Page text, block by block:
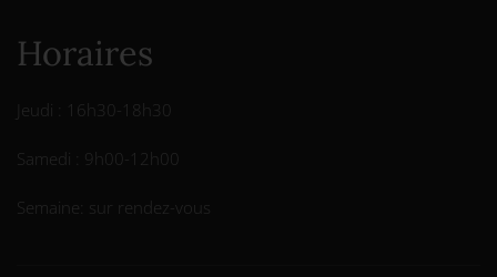
Horaires
Jeudi : 16h30-18h30
Samedi : 9h00-12h00
Semaine: sur rendez-vous